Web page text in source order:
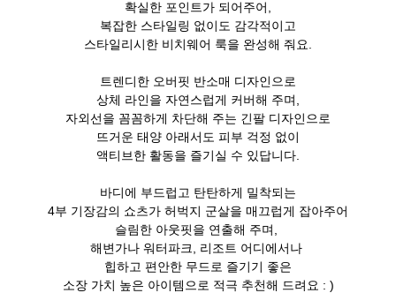
확실한 포인트가 되어주어,
복잡한 스타일링 없이도 감각적이고
스타일리시한 비치웨어 룩을 완성해 줘요.
트렌디한 오버핏 반소매 디자인으로
상체 라인을 자연스럽게 커버해 주며,
자외선을 꼼꼼하게 차단해 주는 긴팔 디자인으로
뜨거운 태양 아래서도 피부 걱정 없이
액티브한 활동을 즐기실 수 있답니다.
바디에 부드럽고 탄탄하게 밀착되는
4부 기장감의 쇼츠가 허벅지 군살을 매끄럽게 잡아주어
슬림한 아웃핏을 연출해 주며,
해변가나 워터파크, 리조트 어디에서나
힙하고 편안한 무드로 즐기기 좋은
소장 가치 높은 아이템으로 적극 추천해 드려요 : )